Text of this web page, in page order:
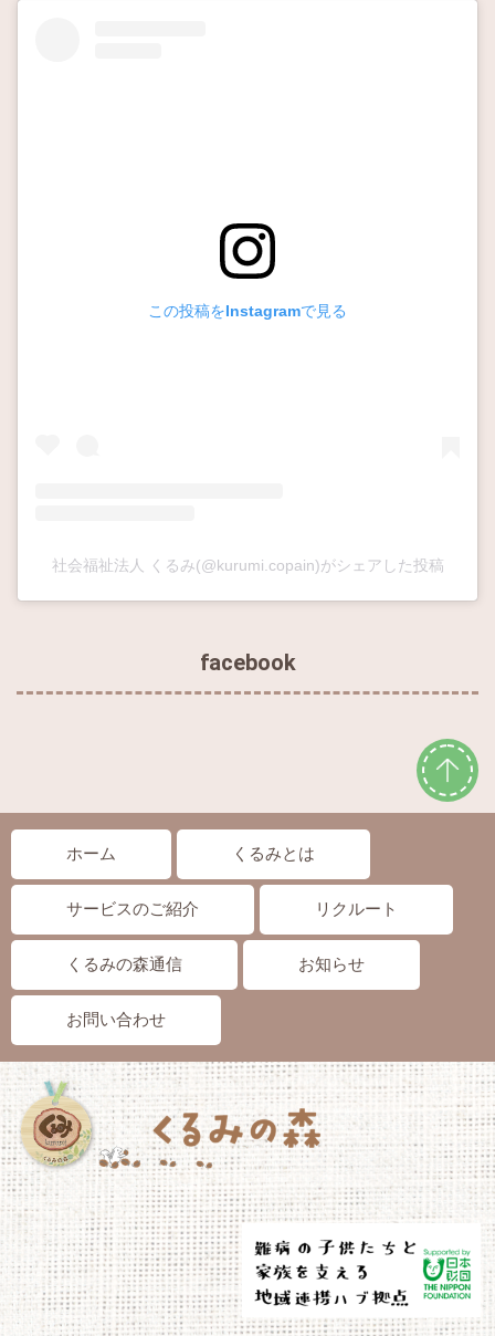
この投稿をInstagramで見る
社会福祉法人 くるみ(@kurumi.copain)がシェアした投稿
facebook
ホーム くるみとは
サービスのご紹介 リクルート
くるみの森通信 お知らせ
お問い合わせ